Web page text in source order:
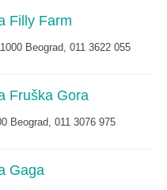
Filly Farm
Beograd, 011 3622 055
Fruška Gora
Beograd, 011 3076 975
Gaga